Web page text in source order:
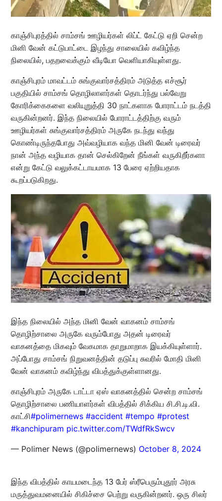
காஞ்சிபுரத்தில் சாம்சங் ஊழியர்கள் லிப்ட் கேட்டு ஏறி சென்ற
மினி வேன் கட்டுபாட்டை இழந்து சாலையில் கவிழ்ந்த
நிலையில், பதறவைக்கும் வீடியோ வெளியாகியுள்ளது.
காஞ்சிபுரம் மாவட்டம் சுங்குவார்சத்திரம் அடுத்த எச்சூர்
பகுதியில் சாம்சங் தொழிலாளர்கள் தொடர்ந்து பல்வேறு
கோரிக்கைகளை வலியுறுத்தி 30 நாட்களாக போராட்டம் நடத்தி
வருகின்றனர். இந்த நிலையில் போராட்டத்திற்கு வரும்
ஊழியர்கள் சுங்குவார்சத்திரம் அருகே நடந்து வந்து
கொண்டிருந்தபோது அவ்வழியாக வந்த மினி வேன் டிரைவர்
நான் அந்த வழியாக தான் செல்கிறேன் நீங்கள் வருகிறீர்களா
என்று கேட்டு வலுக்கட்டாயமாக 13 பேரை ஏற்றியதாக
கூறப்படுகிறது.
இந்த நிலையில் அந்த மினி வேன் வாகனம் சாம்சங்
தொழிற்சாலை அருகே வரும்போது அதன் டிரைவர்
வாகனத்தை மிகவும் வேகமாக தாறுமாறாக இயக்கியுள்ளார்.
அப்போது சாம்சங் நிறுவனத்தின் தடுப்பு சுவரில் மோதி மினி
வேன் வாகனம் கவிழ்ந்து விபத்துக்குள்ளானது.
காஞ்சிபுரம் அருகே டாட்டா ஏஸ் வாகனத்தில் சென்ற சாம்சங்
தொழிற்சாலை பணியாளர்கள் விபத்தில் சிக்கிய சி.சி.டி.வி.
காட்சி#polimernews #accident #tempo #protest
#kanchipuram pic.twitter.com/TWdfRkSwcv
— Polimer News (@polimernews) October 8, 2024
இந்த விபத்தில் காயமடைந்த 13 பேர் ஸ்ரீபெரும்புதூர் அரசு
மருத்துவமனையில் சிகிச்சை பெற்று வருகின்றனர். ஒரு சிலர்